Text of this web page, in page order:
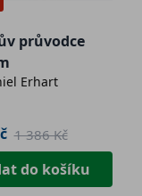
průvodce
Erhart
1 386 Kč
do košíku